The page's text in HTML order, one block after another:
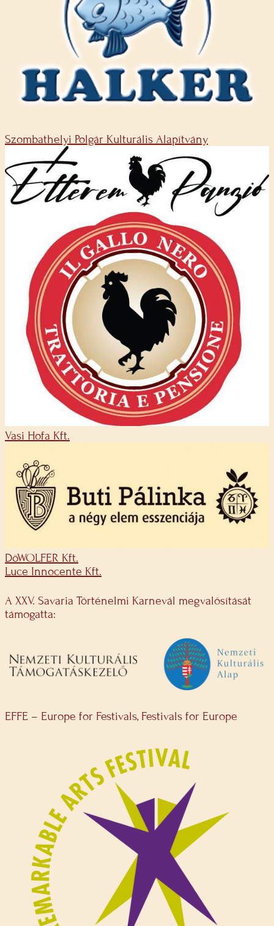
Szombathelyi Polgár Kulturális Alapítvány
Vasi Hofa Kft.
DöWOLFER Kft.
Luce Innocente Kft.
A XXV. Savaria Történelmi Karnevál megvalósítását
támogatta:
EFFE – Europe for Festivals, Festivals for Europe